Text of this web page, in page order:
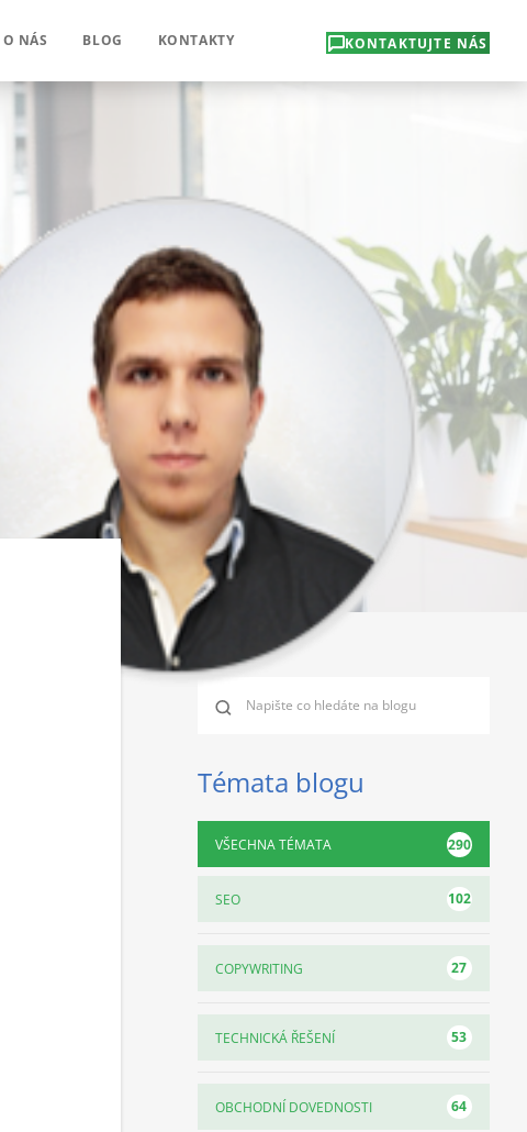
O NÁS BLOG KONTAKTY KONTAKTUJTE NÁS
Témata blogu
VŠECHNA TÉMATA 290
SEO 102
COPYWRITING 27
TECHNICKÁ ŘEŠENÍ 53
OBCHODNÍ DOVEDNOSTI 64